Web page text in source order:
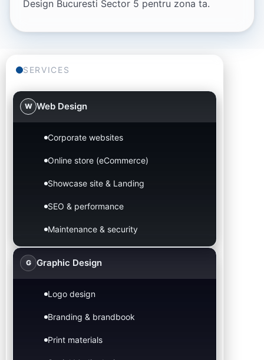
Design Bucuresti Sector 5 pentru zona ta.
SERVICES
W Web Design
Corporate websites
Online store (eCommerce)
Showcase site & Landing
SEO & performance
Maintenance & security
G Graphic Design
Logo design
Branding & brandbook
Print materials